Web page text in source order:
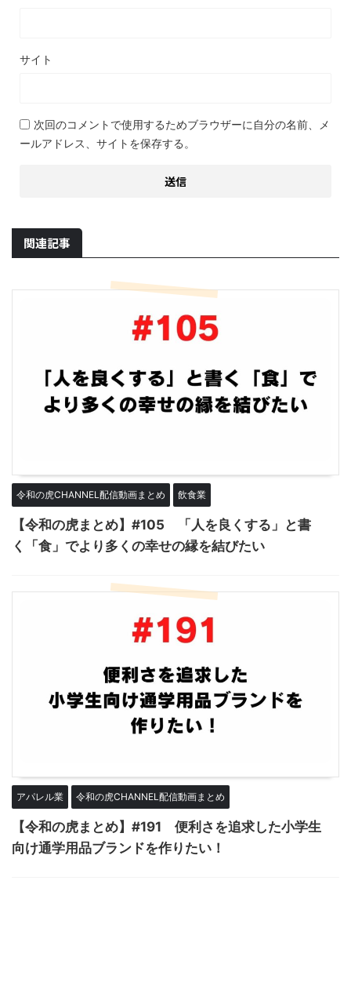
サイト
次回のコメントで使用するためブラウザーに自分の名前、メ
ールアドレス、サイトを保存する。
関連記事
令和の虎CHANNEL配信動画まとめ 飲食業
【令和の虎まとめ】#105 「人を良くする」と書
く「食」でより多くの幸せの縁を結びたい
アパレル業 令和の虎CHANNEL配信動画まとめ
【令和の虎まとめ】#191 便利さを追求した小学生
向け通学用品ブランドを作りたい！